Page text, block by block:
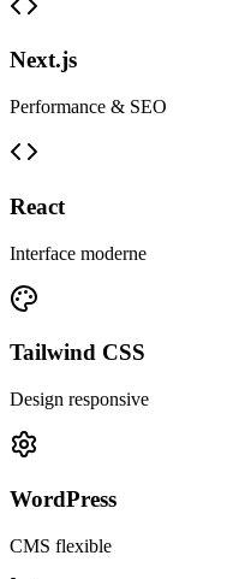
Next.js
Performance & SEO
React
Interface moderne
Tailwind CSS
Design responsive
WordPress
CMS flexible